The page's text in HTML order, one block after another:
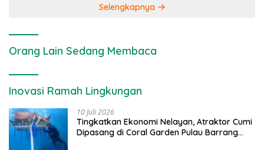
Selengkapnya
Orang Lain Sedang Membaca
Inovasi Ramah Lingkungan
10 Juli 2026
Tingkatkan Ekonomi Nelayan, Atraktor Cumi
Dipasang di Coral Garden Pulau Barrang